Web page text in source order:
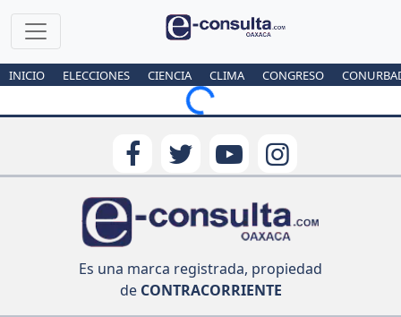
INICIO ELECCIONES CIENCIA CLIMA CONGRESO
Loading...
Es una marca registrada, propiedad
deCONTRACORRIENTE